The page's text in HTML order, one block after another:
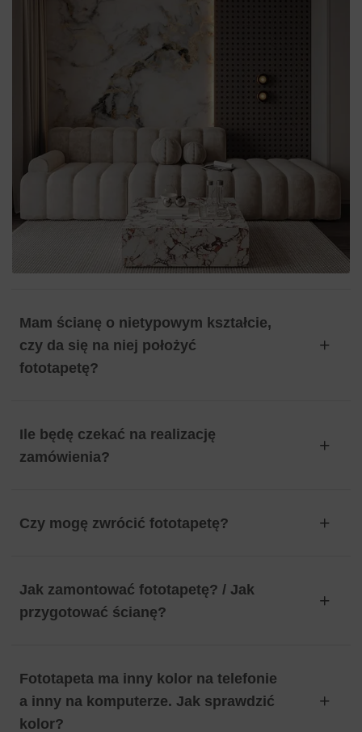
Mam ścianę o nietypowym kształcie,
czy da się na niej położyć
fototapetę?
Ile będę czekać na realizację
zamówienia?
Czy mogę zwrócić fototapetę?
Jak zamontować fototapetę? / Jak
przygotować ścianę?
Fototapeta ma inny kolor na telefonie
a inny na komputerze. Jak sprawdzić
kolor?